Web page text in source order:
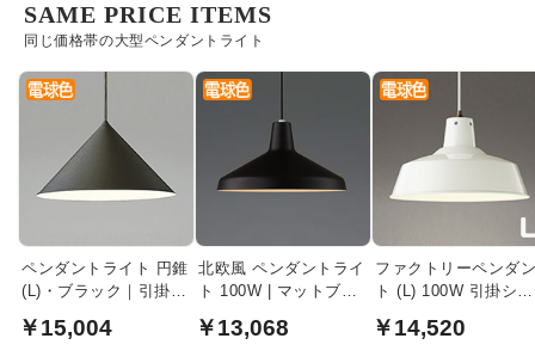
同じ価格帯の大型ペンダントライト
SAME PRICE ITEMS
ペンダントライト 円錐
(L)・ブラック｜引掛シ
￥15,004
北欧風 ペンダントライ
ト 100W | マットブラ
式
￥13,068
ファクトリーペンダ
ト (L) 100W 引掛シー
￥14,520